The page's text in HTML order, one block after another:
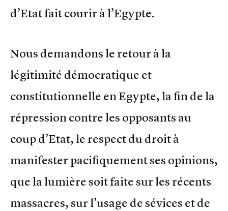
d’Etat fait courir à l’Egypte.
Nous demandons le retour à la
légitimité démocratique et
constitutionnelle en Egypte, la fin de la
répression contre les opposants au
coup d’Etat, le respect du droit à
manifester pacifiquement ses opinions,
que la lumière soit faite sur les récents
massacres, sur l’usage de sévices et de